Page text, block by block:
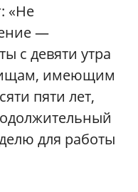
«Не
—
с девяти утра
имеющим
пяти лет,
для работы